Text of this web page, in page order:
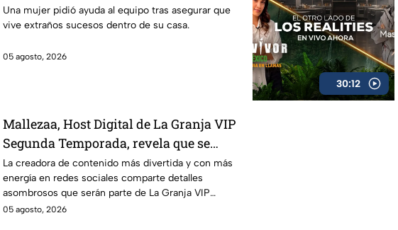
caso de brujería que aterra a una
familia
Una mujer pidió ayuda al equipo tras asegurar que
vive extraños sucesos dentro de su casa.
05 agosto, 2026
30:12
Mallezaa, Host Digital de La Granja VIP
Segunda Temporada, revela que se
puede esperar del reality
próximamente
La creadora de contenido más divertida y con más
energía en redes sociales comparte detalles
asombrosos que serán parte de La Granja VIP
Segunda Temporada.
05 agosto, 2026